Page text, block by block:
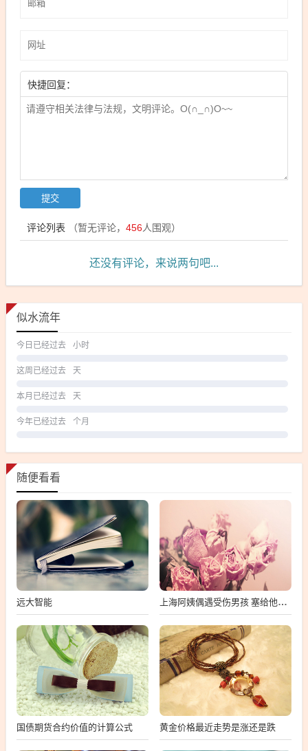
快捷回复：
评论列表 （暂无评论， 456人围观）
还没有评论，来说两句吧...
似水流年
今日已经过去 小时
这周已经过去 天
本月已经过去 天
今年已经过去 个月
随便看看
远大智能 上海阿姨偶遇受伤男孩 塞给他500元，上海阿姨救助受伤男孩，紧急施以500元援助
国债期货合约价值的计算公式 黄金价格最近走势是涨还是跌